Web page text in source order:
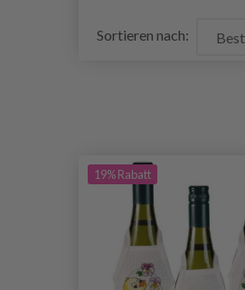
Sortieren nach:
19% Rabatt